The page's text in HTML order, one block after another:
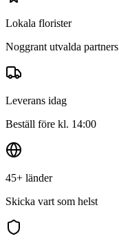
Lokala florister
Noggrant utvalda partners
Leverans idag
Beställ före kl. 14:00
45+ länder
Skicka vart som helst